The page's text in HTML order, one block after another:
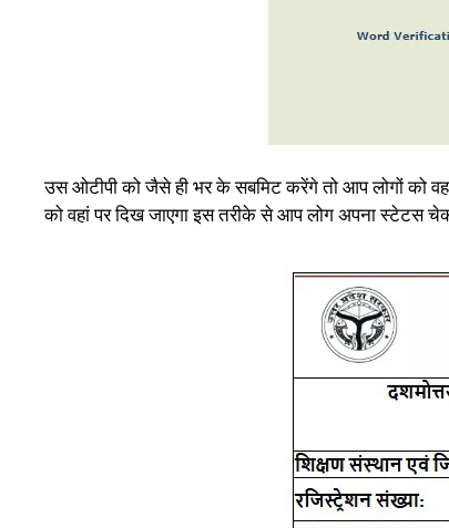
उस ओटीपी को जैसे ही भर के सबमिट करेंगे तो आप लोगों को
को वहां पर दिख जाएगा इस तरीके से आप लोग अपना स्टेटस